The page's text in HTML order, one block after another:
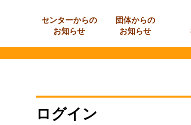
センターからの
お知らせ
団体からの
お知らせ
ログイン